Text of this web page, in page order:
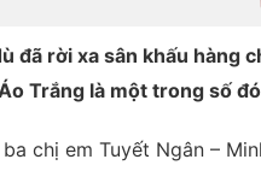
đã rời xa sân khấu hàng
Trắng là một trong số
chị em Tuyết Ngân –